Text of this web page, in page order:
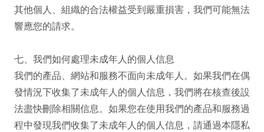
其他個人、組織的合法權益受到嚴重損害，我們可能無法
響應您的請求。
七、我們如何處理未成年人的個人信息
我們的產品、網站和服務不面向未成年人。如果我們在偶
發情況下收集了未成年人的個人信息，我們將在核查後設
法盡快刪除相關信息。如果您在使用我們的產品和服務過
程中發現我們收集了未成年人的個人信息，請通過本隱私